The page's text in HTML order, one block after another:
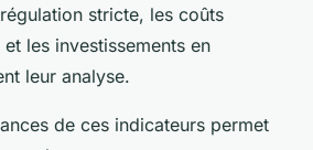
stricte, les coûts
les investissements en
leur analyse.
de ces indicateurs permet